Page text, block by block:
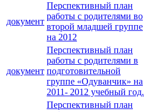
документ
Перспективный план
работы с родителями во
второй младшей группе
на 2012
документ
Перспективный план
работы с родителями в
подготовительной
группе «Одуванчик» на
2011- 2012 учебный год.
Перспективный план